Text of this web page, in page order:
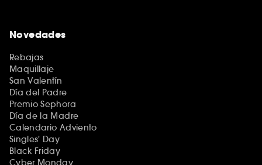
Novedades
Rebajas
Maquillaje
San Valentín
Día del Padre
Premio Sephora
Día de la Madre
Calendario Adviento
Singles' Day
Black Friday
Cyber Monday